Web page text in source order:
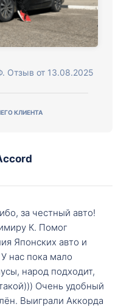
Отзыв от 13.08.2025
КЛИЕНТА
за честный авто!
К. Помог
Японских авто и
нас пока мало
народ подходит,
Очень удобный
Выиграли Аккорда